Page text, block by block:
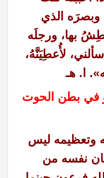
الذي
بها، ورجلَه
لأُعطِيَنَّهُ،
». ا. هـ
في بطن الحوت
وتعظيمه ليس
نفسه من